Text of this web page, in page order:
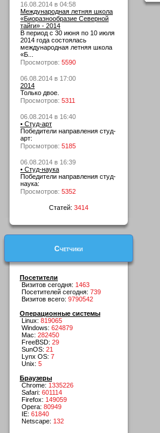
16.08.2014 в 04:58
Международная летняя школа
«Биоразнообразие Северной
тайги» - 2014
В период с 30 июня по 10 июля
2014 года состоялась
международная летняя школа
«Б...
Просмотров: 5590
06.08.2014 в 17:00
2014
Только двое.
Просмотров: 5311
06.08.2014 в 16:40
• Студ-арт
Победители направления студ-
арт:
Просмотров: 5185
06.08.2014 в 16:39
• Студ-наука
Победители направления студ-
наука:
Просмотров: 5352
Статей: 3414
Счетчики
Посетители
Визитов сегодня: 1463
Посетителей сегодня: 739
Визитов всего: 9790542
Операционные системы
Linux: 819065
Windows: 624879
Mac: 282450
FreeBSD: 29
SunOS: 21
Lynx OS: 7
Unix: 5
Браузеры
Chrome: 1335226
Safari: 601114
Firefox: 149059
Opera: 80949
IE: 61840
Netscape: 132